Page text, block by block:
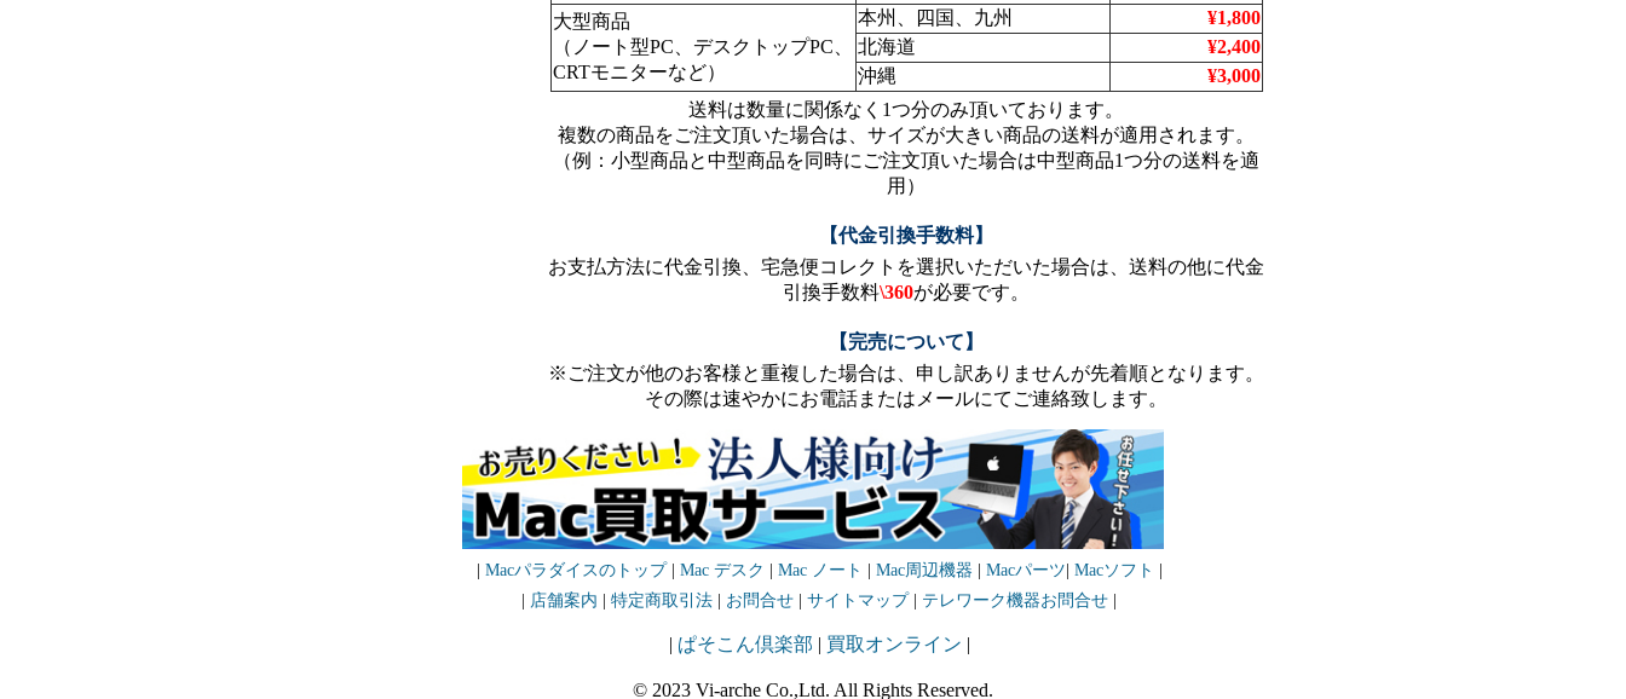
大型商品
（ノート型PC、デスクトップPC、
CRTモニターなど）
本州、四国、九州
¥1,800
北海道
¥2,400
沖縄
¥3,000
送料は数量に関係なく1つ分のみ頂いております。
複数の商品をご注文頂いた場合は、サイズが大きい商品の送料が適用されます。
（例：小型商品と中型商品を同時にご注文頂いた場合は中型商品1つ分の送料を適
用）
【代金引換手数料】
お支払方法に代金引換、宅急便コレクトを選択いただいた場合は、送料の他に代金
引換手数料\360が必要です。
【完売について】
※ご注文が他のお客様と重複した場合は、申し訳ありませんが先着順となります。
その際は速やかにお電話またはメールにてご連絡致します。
| Macパラダイスのトップ| Mac デスク | Mac ノート | Mac周辺機器 | Macパーツ| Macソフト |
| 店舗案内 | 特定商取引法 | お問合せ | サイトマップ| テレワーク機器お問合せ |
| ぱそこん倶楽部 | 買取オンライン |
© 2023 Vi-arche Co.,Ltd. All Rights Reserved.